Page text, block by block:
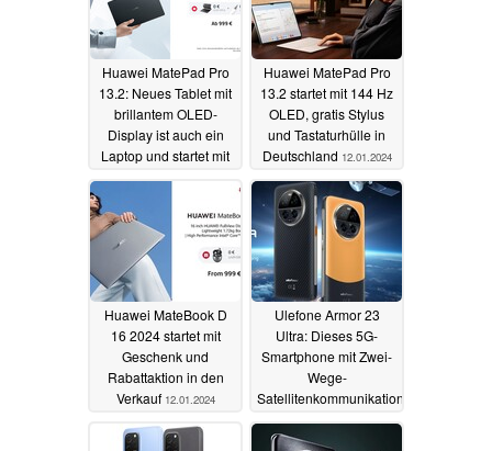
Huawei MatePad Pro
13.2: Neues Tablet mit
brillantem OLED-
Display ist auch ein
Laptop und startet mit
Geschenken (Ad)
Huawei MatePad Pro
13.2 startet mit 144 Hz
OLED, gratis Stylus
und Tastaturhülle in
Deutschland 12.01.2024
Huawei MateBook D
16 2024 startet mit
Geschenk und
Rabattaktion in den
Verkauf 12.01.2024
Ulefone Armor 23
Ultra: Dieses 5G-
Smartphone mit Zwei-
Wege-
Satellitenkommunikation
wie das iPhone kostet
nur 456 Euro